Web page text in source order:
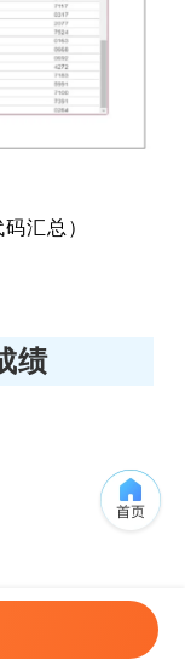
汇总）
绩
官网，也就
站。